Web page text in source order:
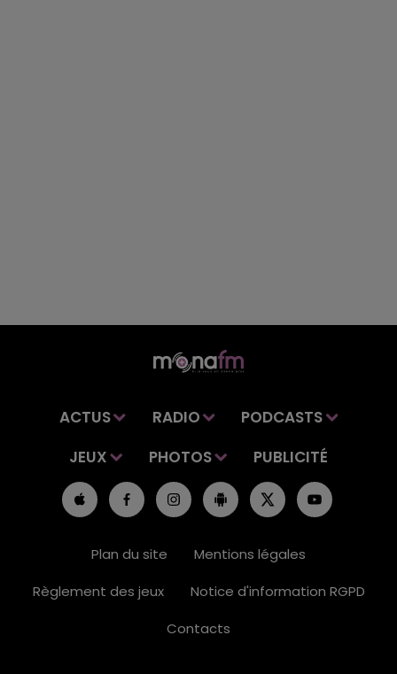
ACTUS RADIO
PODCASTS
JEUX
PHOTOS PUBLICITÉ
Plan du site
Mentions légales
Règlement des jeux
Notice d'information RGPD
Contacts